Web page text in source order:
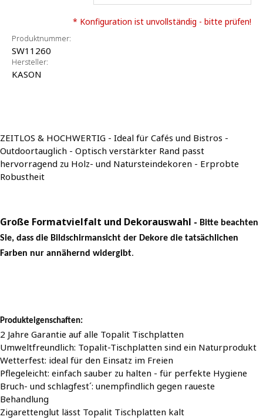
* Konfiguration ist unvollständig - bitte prüfen!
Produktnummer:
SW11260
Hersteller:
KASON
ZEITLOS & HOCHWERTIG - Ideal für Cafés und Bistros -
Outdoortauglich - Optisch verstärkter Rand passt
hervorragend zu Holz- und Natursteindekoren - Erprobte
Robustheit
Große Formatvielfalt und Dekorauswahl - Bitte beachten
Sie, dass die Bildschirmansicht der Dekore die tatsächlichen
Farben nur annähernd widergibt.
Produkteigenschaften:
2 Jahre Garantie auf alle Topalit Tischplatten
Umweltfreundlich: Topalit-Tischplatten sind ein Naturprodukt
Wetterfest: ideal für den Einsatz im Freien
Pflegeleicht: einfach sauber zu halten - für perfekte Hygiene
Bruch- und schlagfest´: unempfindlich gegen raueste
Behandlung
Zigarettenglut lässt Topalit Tischplatten kalt